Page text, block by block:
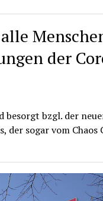
der
besorgt bzgl. der
der sogar vom